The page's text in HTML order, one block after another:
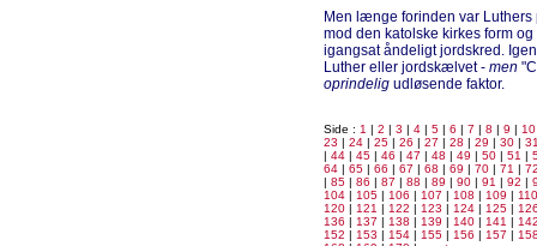
Men længe forinden var Luthers
mod den katolske kirkes form
igangsat åndeligt jordskred.
Luther eller jordskælvet - men
oprindelig udløsende faktor.
Side : 1 | 2 | 3 | 4 | 5 | 6 | 7 | 8 | 9 | 10
23 | 24 | 25 | 26 | 27 | 28 | 29 | 30 |
| 44 | 45 | 46 | 47 | 48 | 49 | 50 | 51 |
64 | 65 | 66 | 67 | 68 | 69 | 70 | 71 |
| 85 | 86 | 87 | 88 | 89 | 90 | 91 | 92 |
104 | 105 | 106 | 107 | 108 | 109 | 110
120 | 121 | 122 | 123 | 124 | 125 |
136 | 137 | 138 | 139 | 140 | 141 |
152 | 153 | 154 | 155 | 156 | 157 |